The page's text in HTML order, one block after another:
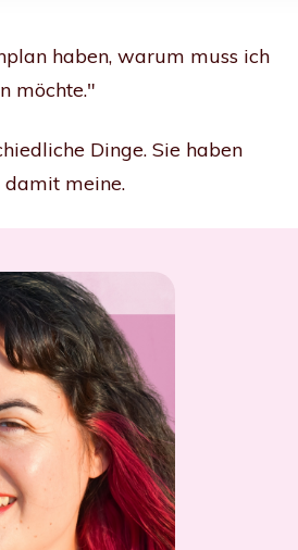
haben, warum muss ich
möchte."
Dinge. Sie haben
damit meine.